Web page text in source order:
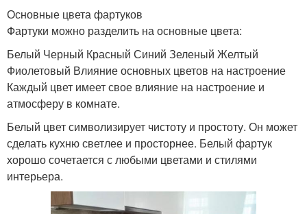
Основные цвета фартуков
Фартуки можно разделить на основные цвета:
Белый Черный Красный Синий Зеленый Желтый
Фиолетовый Влияние основных цветов на настроение
Каждый цвет имеет свое влияние на настроение и
атмосферу в комнате.
Белый цвет символизирует чистоту и простоту. Он может
сделать кухню светлее и просторнее. Белый фартук
хорошо сочетается с любыми цветами и стилями
интерьера.